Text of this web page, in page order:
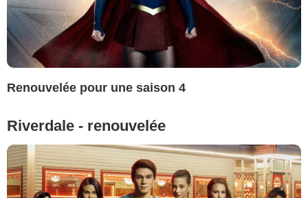
Renouvelée pour une saison 4
Riverdale - renouvelée